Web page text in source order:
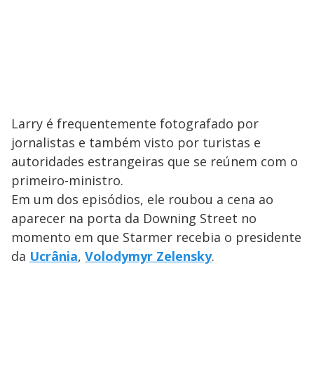
Larry é frequentemente fotografado por
jornalistas e também visto por turistas e
autoridades estrangeiras que se reúnem com o
primeiro-ministro.
Em um dos episódios, ele roubou a cena ao
aparecer na porta da Downing Street no
momento em que Starmer recebia o presidente
da Ucrânia, Volodymyr Zelensky.